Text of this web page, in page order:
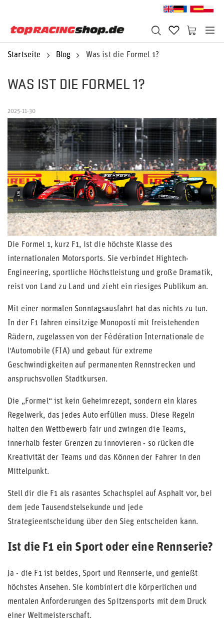
Startseite Blog Was ist die Formel 1?
WAS IST DIE FORMEL 1?
2025-11-30
Die Formel 1, kurz F1, ist die höchste Klasse des
internationalen Motorsports. Sie verbindet Hightech-
Engineering, sportliche Höchstleistung und große Dramatik,
reist von Land zu Land und zieht ein riesiges Publikum an.
Mit einer normalen Sonntagsausfahrt hat das nichts zu tun.
In der F1 fahren einsitzige Monoposti mit freistehenden
Rädern, zugelassen von der Fédération Internationale de
l'Automobile (FIA) und gebaut für extreme
Geschwindigkeiten auf permanenten Rennstrecken und
anspruchsvollen Stadtkursen.
Die „Formel“ ist kein Geheimrezept, sondern ein klares
Regelwerk, das jedes Auto erfüllen muss. Diese Regeln
halten den Wettbewerb fair und zwingen die Teams,
innerhalb fester Grenzen zu innovieren - so rücken die
Kreativität der Teams und das Können der Fahrer in den
Mittelpunkt.
Stell dir die F1 als rasantes Schachspiel auf Asphalt vor, bei
dem jede Tausendstelsekunde und jede
Strategieentscheidung über den Sieg entscheiden kann.
Ist die F1 ein Sport oder eine Rennserie?
Ja - die F1 ist beides, Sport und Rennserie, und genießt
höchstes Ansehen. Sie kombiniert die körperlichen und
mentalen Anforderungen des Spitzensports mit dem Druck
einer Weltmeisterschaft.